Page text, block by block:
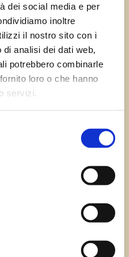
dei social media e per
inoltre
il nostro sito con i
analisi dei dati web,
potrebbero combinarle
loro o che hanno
servizi.
di Successivo:
di Spilimbergo
trovato.